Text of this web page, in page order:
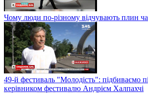
Чому люди по-різному відчувають плин
49-й фестиваль "Молодість": підбиваємо
керівником фестивалю Андрієм Халпахчі